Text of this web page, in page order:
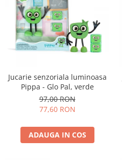
Jucarie senzoriala luminoasa
Pippa - Glo Pal, verde
97,00 RON
77,60 RON
ADAUGA IN COS